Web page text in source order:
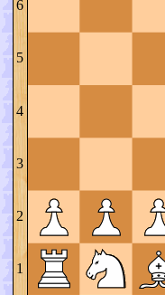
6
5
4
3
2
1